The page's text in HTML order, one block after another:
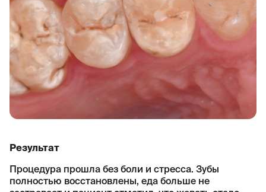
Результат
Процедура прошла без боли и стресса. Зубы
полностью восстановлены, еда больше не